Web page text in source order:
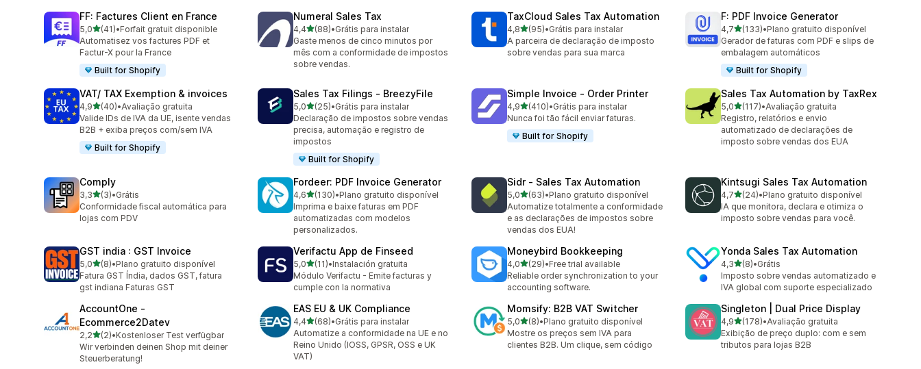
FF: Factures Client en France
5,0de 5 estrelas
(41)
41 avaliações ao todo
•Forfait gratuit disponible
Automatisez vos factures PDF et
Factur-X pour la France
Built for Shopify
Numeral Sales Tax
4,4de 5 estrelas
(88)
88 avaliações ao todo
•Grátis para instalar
Gaste menos de cinco minutos por
mês com a conformidade de impostos
sobre vendas.
TaxCloud Sales Tax Automation
4,8de 5 estrelas
(95)
95 avaliações ao todo
•Grátis para instalar
A parceira de declaração de imposto
sobre vendas para sua marca
F: PDF Invoice Generator
4,7de 5 estrelas
(133)
133 avaliações ao todo
•Plano gratuito disponível
Gerador de faturas com PDF e slips de
embalagem automáticos
Built for Shopify
VAT/ TAX Exemption & invoices
4,9de 5 estrelas
(40)
40 avaliações ao todo
•Avaliação gratuita
Valide IDs de IVA da UE, isente vendas
B2B + exiba preços com/sem IVA
Built for Shopify
Sales Tax Filings ‑ BreezyFile
5,0de 5 estrelas
(25)
25 avaliações ao todo
•Grátis para instalar
Declaração de impostos sobre vendas
precisa, automação e registro de
impostos
Built for Shopify
Simple Invoice ‑ Order Printer
4,9de 5 estrelas
(410)
410 avaliações ao todo
•Grátis para instalar
Nunca foi tão fácil enviar faturas.
Built for Shopify
Sales Tax Automation by TaxRex
5,0de 5 estrelas
(117)
117 avaliações ao todo
•Avaliação gratuita
Registro, relatórios e envio
automatizado de declarações de
imposto sobre vendas dos EUA
Comply
3,3de 5 estrelas
(3)
3 avaliações ao todo
•Grátis
Conformidade fiscal automática para
lojas com PDV
Fordeer: PDF Invoice Generator
4,6de 5 estrelas
(130)
130 avaliações ao todo
•Plano gratuito disponível
Imprima e baixe faturas em PDF
automatizadas com modelos
personalizados.
Sidr ‑ Sales Tax Automation
5,0de 5 estrelas
(63)
63 avaliações ao todo
•Plano gratuito disponível
Automatize totalmente a conformidade
e as declarações de impostos sobre
vendas dos EUA!
Kintsugi Sales Tax Automation
4,7de 5 estrelas
(24)
24 avaliações ao todo
•Plano gratuito disponível
IA que monitora, declara e otimiza o
imposto sobre vendas para você.
GST india : GST Invoice
5,0de 5 estrelas
(8)
8 avaliações ao todo
•Plano gratuito disponível
Fatura GST Índia, dados GST, fatura
gst indiana Faturas GST
Verifactu App de Finseed
5,0de 5 estrelas
(11)
11 avaliações ao todo
•Instalación gratuita
Módulo Verifactu - Emite facturas y
cumple con la normativa
Moneybird Bookkeeping
4,0de 5 estrelas
(29)
29 avaliações ao todo
•Free trial available
Reliable order synchronization to your
accounting software.
Yonda Sales Tax Automation
4,3de 5 estrelas
(8)
8 avaliações ao todo
•Grátis
Imposto sobre vendas automatizado e
IVA global com suporte especializado
AccountOne ‑
Ecommerce2Datev
2,2de 5 estrelas
(2)
2 avaliações ao todo
•Kostenloser Test verfügbar
Wir verbinden deinen Shop mit deiner
Steuerberatung!
EAS EU & UK Compliance
4,4de 5 estrelas
(68)
68 avaliações ao todo
•Grátis para instalar
Automatize a conformidade na UE e no
Reino Unido (IOSS, GPSR, OSS e UK
VAT)
Momsify: B2B VAT Switcher
5,0de 5 estrelas
(8)
8 avaliações ao todo
•Plano gratuito disponível
Mostre os preços sem IVA para
clientes B2B. Um clique, sem código
Singleton | Dual Price Display
4,9de 5 estrelas
(178)
178 avaliações ao todo
•Avaliação gratuita
Exibição de preço duplo: com e sem
tributos para lojas B2B